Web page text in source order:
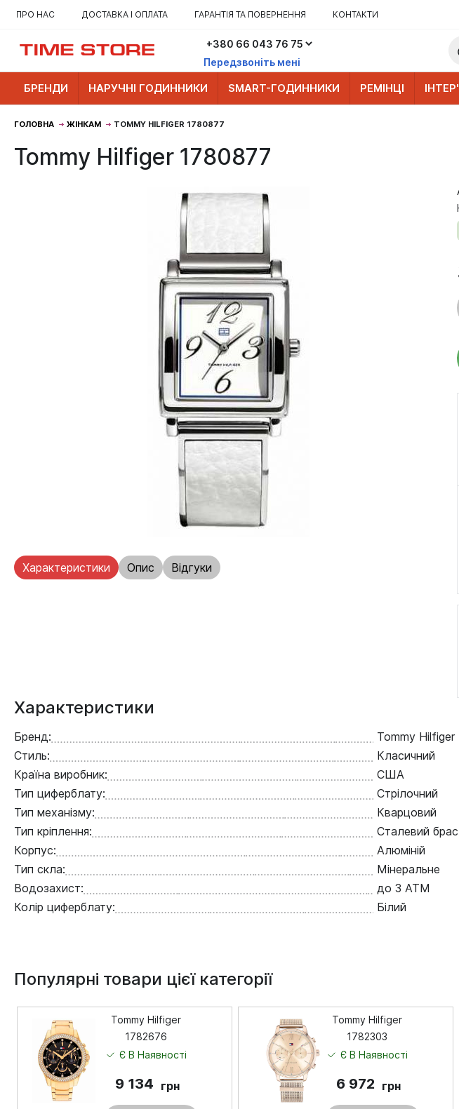
ПРО НАС ДОСТАВКА І ОПЛАТА ГАРАНТІЯ ТА ПОВЕРНЕННЯ КОНТАКТИ
Передзвоніть мені
БРЕНДИ НАРУЧНІ ГОДИННИКИ SMART-ГОДИННИКИ РЕМІНЦІ
ГОЛОВНА ЖІНКАМ TOMMY HILFIGER 1780877
Tommy Hilfiger 1780877
Характеристики Опис Відгуки
Характеристики
Бренд:
Tommy Hilfiger
Стиль:
Класичний
Країна виробник:
США
Тип циферблату:
Стрілочний
Тип механізму:
Кварцовий
Тип кріплення:
Сталевий
Корпус:
Алюміній
Тип скла:
Мінеральне
Водозахист:
до 3 ATM
Колір циферблату:
Білий
Популярні товари цієї категорії
Tommy Hilfiger
1782676
Є В Наявності
9 134 грн
Tommy Hilfiger
1782303
Є В Наявності
6 972 грн